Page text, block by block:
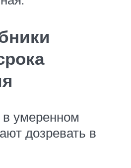
в умеренном
дозревать в